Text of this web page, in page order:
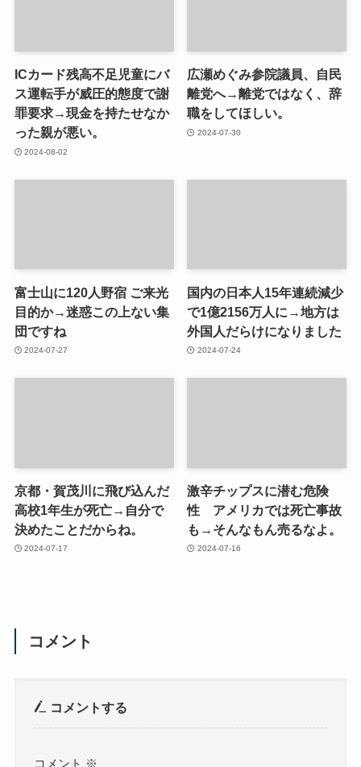
ICカード残高不足児童にバ
ス運転手が威圧的態度で謝
罪要求→現金を持たせなか
った親が悪い。
2024-08-02
広瀬めぐみ参院議員、自民
離党へ→離党ではなく、辞
職をしてほしい。
2024-07-30
富士山に120人野宿 ご来光
目的か→迷惑この上ない集
団ですね
2024-07-27
国内の日本人15年連続減少
で1億2156万人に→地方は
外国人だらけになりました
2024-07-24
京都・賀茂川に飛び込んだ
高校1年生が死亡→自分で
決めたことだからね。
2024-07-17
激辛チップスに潜む危険
性 アメリカでは死亡事故
も→そんなもん売るなよ。
2024-07-16
コメント
コメントする
コメント ※